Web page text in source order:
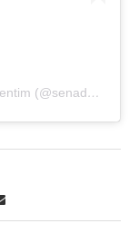
A post shared by Senador Styvenson Valentim (@senadorstyvensonvalentim)